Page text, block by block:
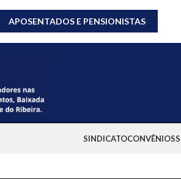
APOSENTADOS E PENSIONISTAS
SINDICATOCONVÊNIOS